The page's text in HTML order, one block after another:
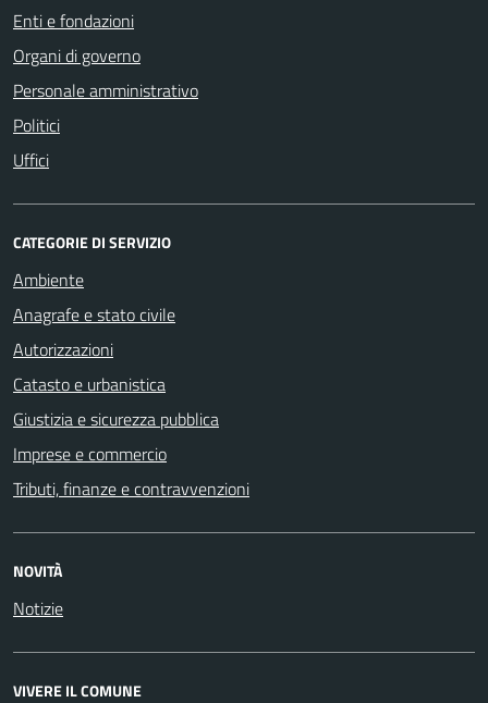
Enti e fondazioni
Organi di governo
Personale amministrativo
Politici
Uffici
CATEGORIE DI SERVIZIO
Ambiente
Anagrafe e stato civile
Autorizzazioni
Catasto e urbanistica
Giustizia e sicurezza pubblica
Imprese e commercio
Tributi, finanze e contravvenzioni
NOVITÀ
Notizie
VIVERE IL COMUNE